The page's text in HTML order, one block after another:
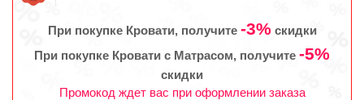
При покупке Кровати, получите -3%скидки
При покупке Кровати с Матрасом, получите -5%
скидки
Промокод ждет вас при оформлении заказа